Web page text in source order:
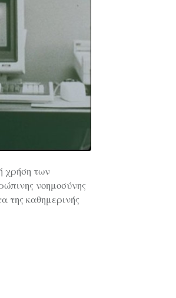
χρήση των
νοημοσύνης
της καθημερινής